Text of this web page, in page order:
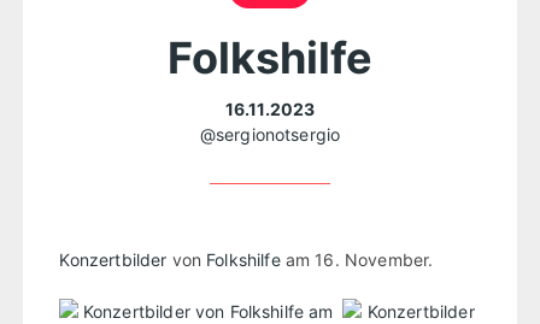
Folkshilfe
16.11.2023
@sergionotsergio
Konzertbilder von Folkshilfeam 16. November.